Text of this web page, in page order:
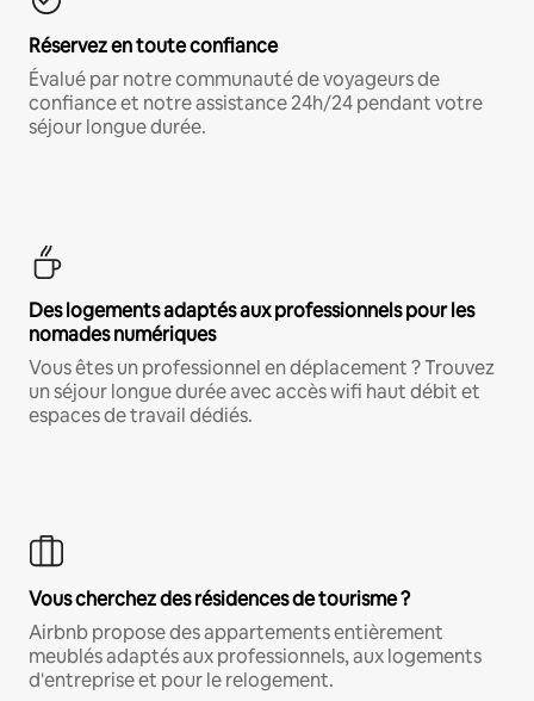
Réservez en toute confiance
Évalué par notre communauté de voyageurs de
confiance et notre assistance 24h/24 pendant votre
séjour longue durée.
Des logements adaptés aux professionnels pour les
nomades numériques
Vous êtes un professionnel en déplacement ? Trouvez
un séjour longue durée avec accès wifi haut débit et
espaces de travail dédiés.
Vous cherchez des résidences de tourisme ?
Airbnb propose des appartements entièrement
meublés adaptés aux professionnels, aux logements
d'entreprise et pour le relogement.